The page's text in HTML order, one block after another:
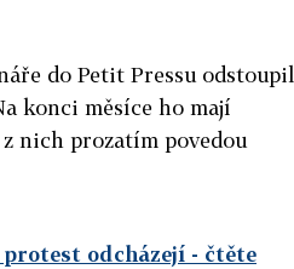
do Petit Pressu odstoupil
konci měsíce ho mají
nich prozatím povedou
odcházejí - čtěte